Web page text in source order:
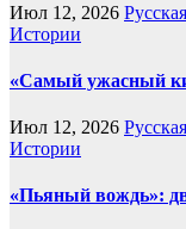
Июл 12, 2026
Истории
«Самый ужасный
Июл 12, 2026
Истории
«Пьяный вождь»: